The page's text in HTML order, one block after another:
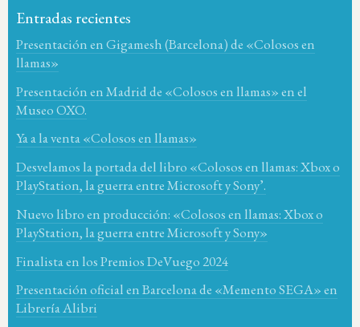
Entradas recientes
Presentación en Gigamesh (Barcelona) de «Colosos en
llamas»
Presentación en Madrid de «Colosos en llamas» en el
Museo OXO.
Ya a la venta «Colosos en llamas»
Desvelamos la portada del libro «Colosos en llamas: Xbox o
PlayStation, la guerra entre Microsoft y Sony’.
Nuevo libro en producción: «Colosos en llamas: Xbox o
PlayStation, la guerra entre Microsoft y Sony»
Finalista en los Premios DeVuego 2024
Presentación oficial en Barcelona de «Memento SEGA» en
Librería Alibri